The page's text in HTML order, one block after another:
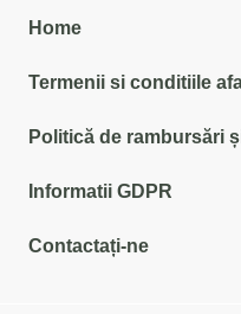
Home
Termenii si conditiile
Politică de rambursări
Informatii GDPR
Contactați-ne